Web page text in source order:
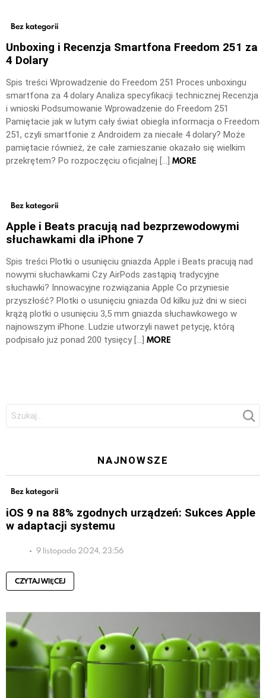
Bez kategorii
Unboxing i Recenzja Smartfona Freedom 251 za
4 Dolary
Spis treści Wprowadzenie do Freedom 251 Proces unboxingu
smartfona za 4 dolary Analiza specyfikacji technicznej Recenzja
i wnioski Podsumowanie Wprowadzenie do Freedom 251
Pamiętacie jak w lutym cały świat obiegła informacja o Freedom
251, czyli smartfonie z Androidem za niecałe 4 dolary? Może
pamiętacie również, że całe zamieszanie okazało się wielkim
przekrętem? Po rozpoczęciu oficjalnej […] MORE
Bez kategorii
Apple i Beats pracują nad bezprzewodowymi
słuchawkami dla iPhone 7
Spis treści Plotki o usunięciu gniazda Apple i Beats pracują nad
nowymi słuchawkami Czy AirPods zastąpią tradycyjne
słuchawki? Innowacyjne rozwiązania Apple Co przyniesie
przyszłość? Plotki o usunięciu gniazda Od kilku już dni w sieci
krążą plotki o usunięciu 3,5 mm gniazda słuchawkowego w
najnowszym iPhone. Ludzie utworzyli nawet petycję, którą
podpisało już ponad 200 tysięcy […] MORE
NAJNOWSZE
Bez kategorii
iOS 9 na 88% zgodnych urządzeń: Sukces Apple
w adaptacji systemu
9 listopada 2024, 23:56
CZYTAJ WIĘCEJ